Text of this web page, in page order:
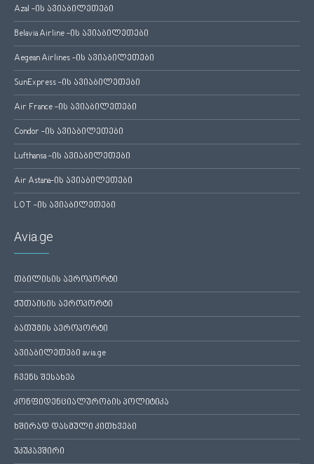
Azal -ის ავიაბილეთები
Belavia Airline -ის ავიაბილეთები
Aegean Airlines -ის ავიაბილეთები
SunExpress -ის ავიაბილეთები
Air France -ის ავიაბილეთები
Condor -ის ავიაბილეთები
Lufthansa -ის ავიაბილეთები
Air Astana-ის ავიაბილეთები
LOT -ის ავიაბილეთები
Avia.ge
თბილისის აეროპორტი
ქუთაისის აეროპორტი
ბათუმის აეროპორტი
ავიაბილეთები avia.ge
ჩვენს შესახებ
კონფიდენციალურობის პოლიტიკა
ხშირად დასმული კითხვები
უკუკავშირი